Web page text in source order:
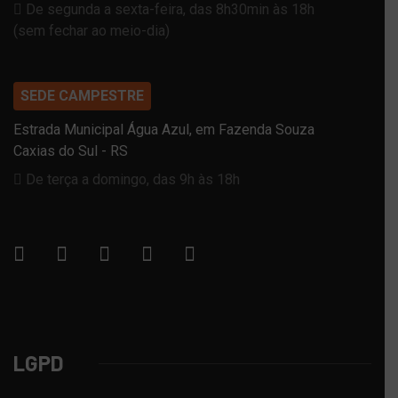
De segunda a sexta-feira, das 8h30min às 18h
(sem fechar ao meio-dia)
SEDE CAMPESTRE
Estrada Municipal Água Azul, em Fazenda Souza
Caxias do Sul - RS
De terça a domingo, das 9h às 18h
LGPD